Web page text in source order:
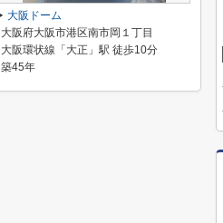
大阪ドーム
大阪府大阪市港区南市岡１丁目
大阪環状線「大正」駅 徒歩10分
築45年